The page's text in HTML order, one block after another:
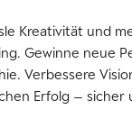
Kreativität und
Gewinne neue
Verbessere
Erfolg – sicher